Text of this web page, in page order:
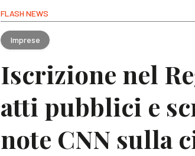
FLASH NEWS
Imprese
Iscrizione nel
atti pubblici e
note CNN sulla